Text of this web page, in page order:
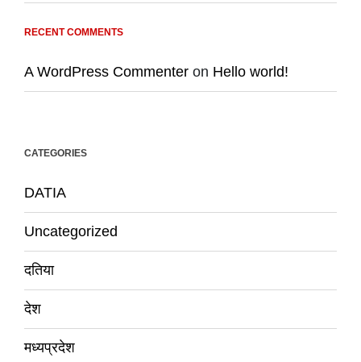
RECENT COMMENTS
A WordPress Commenter on Hello world!
CATEGORIES
DATIA
Uncategorized
दतिया
देश
मध्यप्रदेश